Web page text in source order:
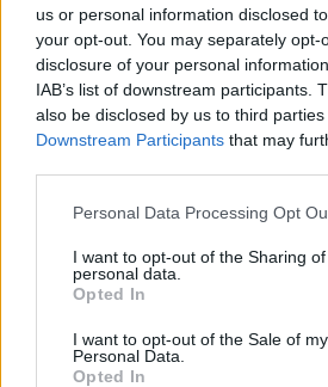
us or personal information disclosed
your opt-out. You may separately opt-
disclosure of your personal
IAB’s list of downstream participants.
also be disclosed by us to third
Downstream Participants that may
Personal Data Processing Opt
I want to opt-out of the Sharing
personal data.
Opted In
I want to opt-out of the Sale of my
Personal Data.
Opted In